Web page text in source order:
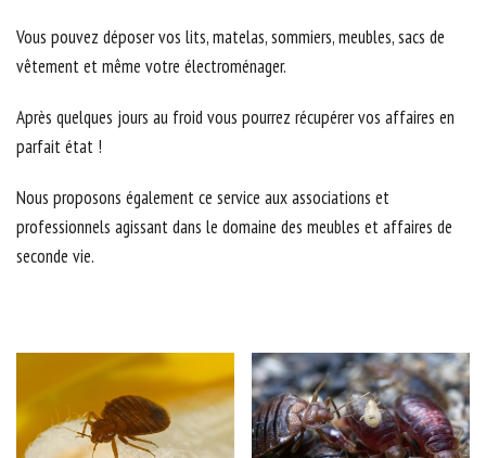
Vous pouvez déposer vos lits, matelas, sommiers, meubles, sacs de
vêtement et même votre électroménager.
Après quelques jours au froid vous pourrez récupérer vos affaires en
parfait état !
Nous proposons également ce service aux associations et
professionnels agissant dans le domaine des meubles et affaires de
seconde vie.